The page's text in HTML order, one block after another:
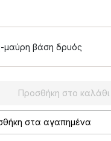
βάση δρυός
Προσθήκη στο καλάθι
στα αγαπημένα